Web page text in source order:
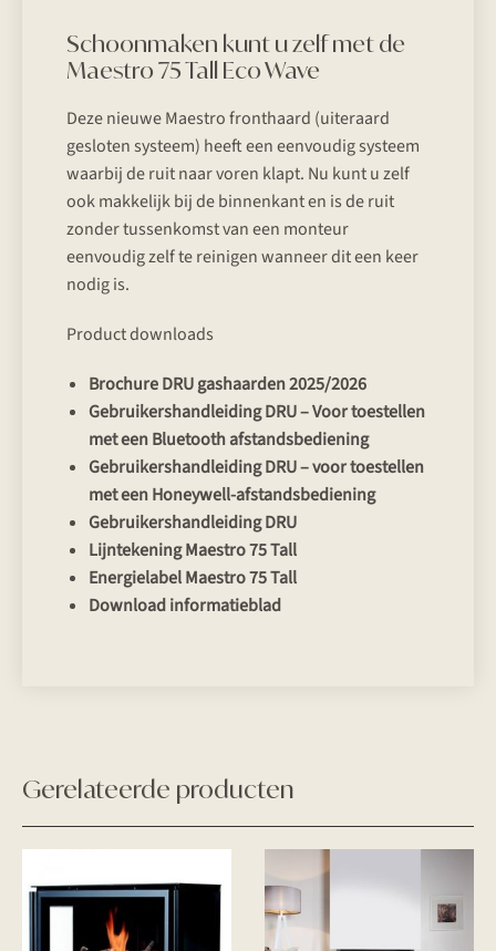
Schoonmaken kunt u zelf met de
Maestro 75 Tall Eco Wave
Deze nieuwe Maestro fronthaard (uiteraard
gesloten systeem) heeft een eenvoudig systeem
waarbij de ruit naar voren klapt. Nu kunt u zelf
ook makkelijk bij de binnenkant en is de ruit
zonder tussenkomst van een monteur
eenvoudig zelf te reinigen wanneer dit een keer
nodig is.
Product downloads
Brochure DRU gashaarden 2025/2026
Gebruikershandleiding DRU – Voor toestellen
met een Bluetooth afstandsbediening
Gebruikershandleiding DRU – voor toestellen
met een Honeywell-afstandsbediening
Gebruikershandleiding DRU
Lijntekening Maestro 75 Tall
Energielabel Maestro 75 Tall
Download informatieblad
Gerelateerde producten